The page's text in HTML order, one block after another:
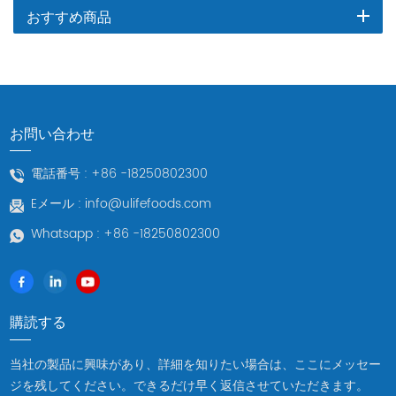
おすすめ商品
お問い合わせ
電話番号 : +86 -18250802300
Eメール : info@ulifefoods.com
Whatsapp : +86 -18250802300
購読する
当社の製品に興味があり、詳細を知りたい場合は、ここにメッセー
ジを残してください。できるだけ早く返信させていただきます。